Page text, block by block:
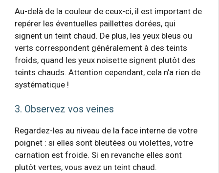
Au-delà de la couleur de ceux-ci, il est important de
repérer les éventuelles paillettes dorées, qui
signent un teint chaud. De plus, les yeux bleus ou
verts correspondent généralement à des teints
froids, quand les yeux noisette signent plutôt des
teints chauds. Attention cependant, cela n’a rien de
systématique !
3. Observez vos veines
Regardez-les au niveau de la face interne de votre
poignet : si elles sont bleutées ou violettes, votre
carnation est froide. Si en revanche elles sont
plutôt vertes, vous avez un teint chaud.